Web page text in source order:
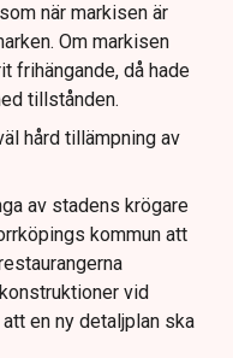
när markisen är
Om markisen
frihängande, då hade
tillstånden.
hård tillämpning av
av stadens krögare
kommun att
vid
en ny detaljplan ska